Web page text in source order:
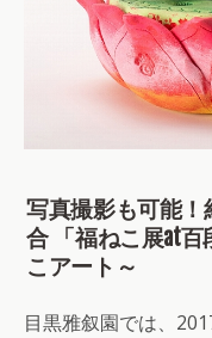
写真撮影も可能！
合 「福ねこ展at
こアート～
目黒雅叙園では、